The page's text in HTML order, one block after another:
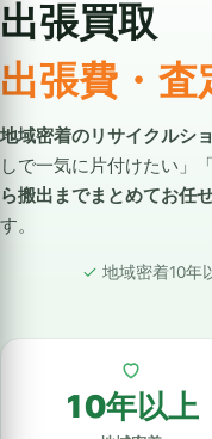
出張買取
出張費・査
地域密着のリサイクルシ
しで一気に片付けたい」
ら搬出までまとめてお任
す。
地域密着10年
10年以上